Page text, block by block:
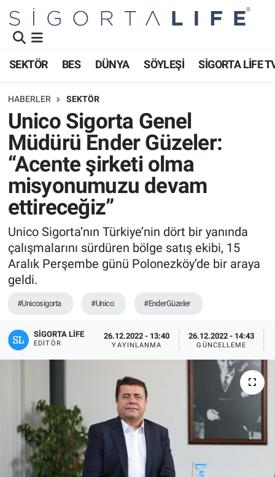
SEKTÖR BES DÜNYA SÖYLEŞİ SİGORTA LİFE
HABERLER SEKTÖR
Unico Sigorta Genel
Müdürü Ender Güzeler:
“Acente şirketi olma
misyonumuzu devam
ettireceğiz”
Unico Sigorta’nın Türkiye’nin dört bir yanında
çalışmalarını sürdüren bölge satış ekibi, 15
Aralık Perşembe günü Polonezköy’de bir araya
geldi.
#Unicosigorta #Unico #EnderGüzeler
SIGORTA LIFE
EDITÖR
26.12.2022 - 13:40
YAYINLANMA
26.12.2022 - 14:43
GÜNCELLEME
Namaz Vakitleri
Trafik Durumu
Süper Lig Puan Durumu ve Fikstür
Tüm Manşetler
Son Dakika Haberleri
Haber Arşivi